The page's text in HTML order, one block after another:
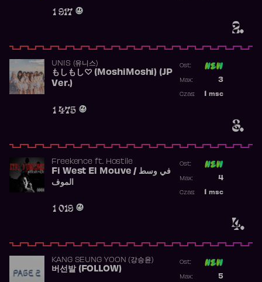
2.
1 917
3.
UNIS (유니스)
もしもし♡ (MoshiMoshi) (JP
Ver.)
1 475
Ost:
3
Max:
msc
Czas:
4.
Freekence ft. Hostile
Fi West El Mouve / في وسط
الموف
1 019
Ost:
4
Max:
msc
Czas:
KANG SEUNG YOON (강승윤)
버선발 (FOLLOW)
Ost:
5
Max: